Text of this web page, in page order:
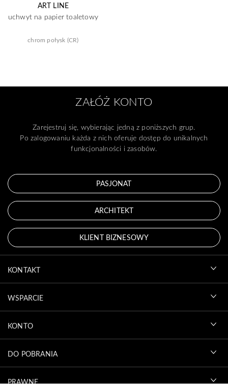
ART LINE
uchwyt na papier toaletowy
chrom połysk (CR)
ZAŁÓŻ KONTO
Zarejestruj się, wybierając jedną z poniższych grup.
Po zalogowaniu każda z nich oferuje dostęp do unikalnych
funkcjonalności i zasobów.
PASJONAT
ARCHITEKT
KLIENT BIZNESOWY
KONTAKT
WSPARCIE
KONTO
DO POBRANIA
PRAWNE